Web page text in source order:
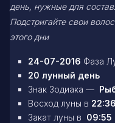
день, нужные для
Подстригайте свои
этого дни
24-07-2016 Фаза
20 лунный день
Знак Зодиака —
Восход луны в 22:36
Закат луны в 09:55